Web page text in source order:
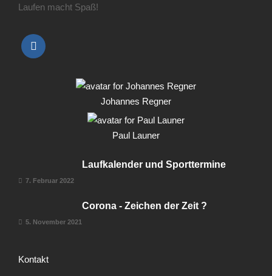
Laufen macht Spaß!
Johannes Regner
Paul Launer
Laufkalender und Sporttermine
7. Februar 2022
Corona - Zeichen der Zeit ?
5. November 2021
Kontakt